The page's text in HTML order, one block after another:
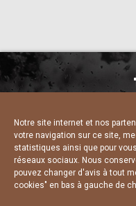
Notre site internet et nos
votre navigation sur ce site,
statistiques ainsi que pour
réseaux sociaux. Nous
pouvez changer d'avis à tout
cookies" en bas à gauche de
CHARTE DE
POLITIQUE
RÉALISÉ